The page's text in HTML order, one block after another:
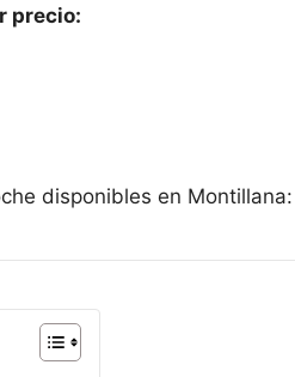
precio:
disponibles en Montillana: